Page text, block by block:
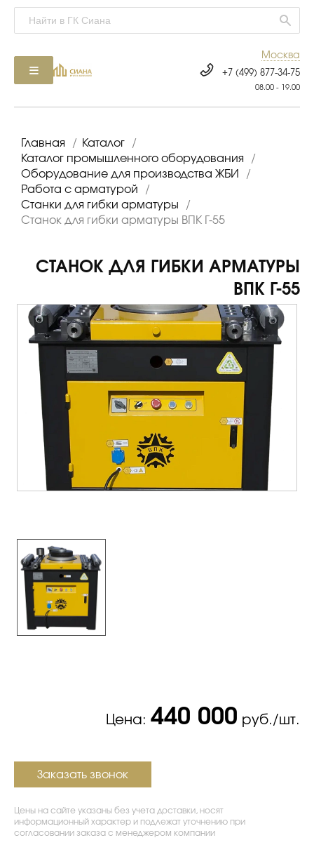
Москва
+7 (499) 877-34-75
08.00 - 19.00
Главная / Каталог
/
Каталог промышленного оборудования
/
Оборудование для производства ЖБИ
/
Работа с арматурой
/
Станки для гибки арматуры
/
Станок для гибки арматуры ВПК Г-55
СТАНОК ДЛЯ ГИБКИ АРМАТУРЫ
ВПК Г-55
Цена: 440 000 руб./шт.
Заказать звонок
Цены на сайте указаны без учета доставки, носят
информационный характер и подлежат уточнению при
согласовании заказа с менеджером компании